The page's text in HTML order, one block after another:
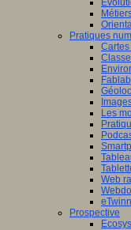
Pratiques
Fablab
Les
Web
Prospective